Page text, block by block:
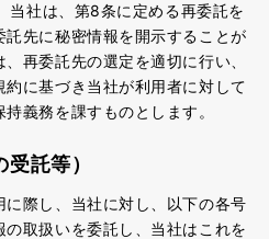
当社は、第8条に定める再委託を
先に秘密情報を開示することが
再委託先の選定を適切に行い、
に基づき当社が利用者に対して
義務を課すものとします。
託等）
際し、当社に対し、以下の各号
取扱いを委託し、当社はこれを